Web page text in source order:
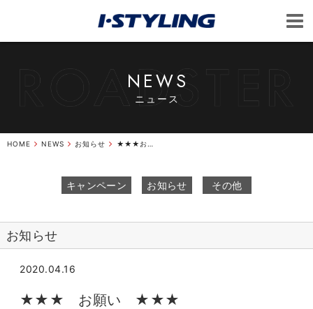
NEWS
ニュース
HOME NEWS お知らせ ★★★お願い★★★
キャンペーン お知らせ その他
お知らせ
2020.04.16
★★★ お願い ★★★